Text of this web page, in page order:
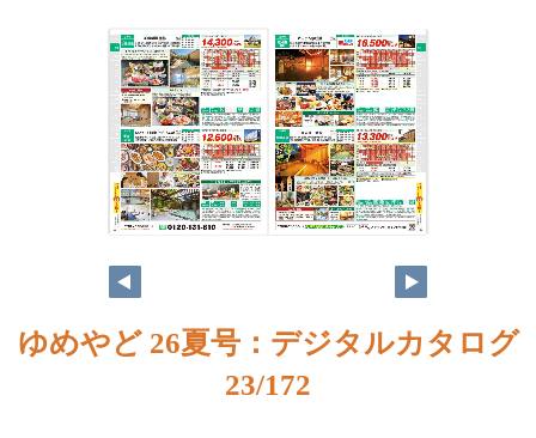
ゆめやど 26夏号：デジタルカタログ
23/172